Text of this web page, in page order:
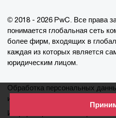
© 2018 - 2026 PwC. Все права
понимается глобальная сеть
более фирм, входящих в
каждая из которых является
юридическим лицом.
Обработка персональных
информация
Информация о cookie-файлах